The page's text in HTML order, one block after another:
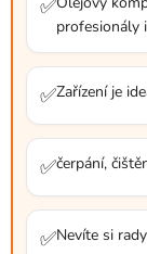
✅
profesionály
✅Zařízení je
✅čerpání,
✅Nevíte si rady